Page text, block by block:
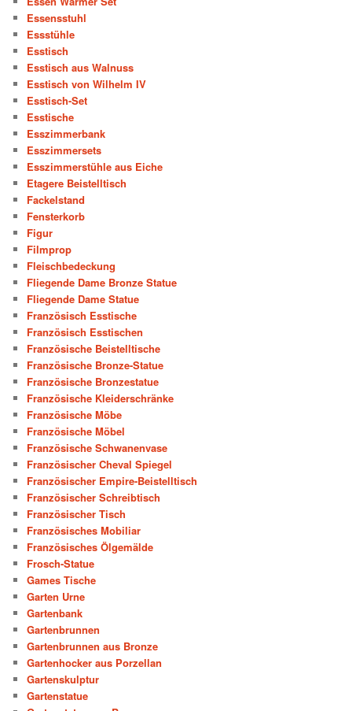
Essensstuhl
Essstühle
Esstisch
Esstisch aus Walnuss
Esstisch von Wilhelm IV
Esstisch-Set
Esstische
Esszimmerbank
Esszimmersets
Esszimmerstühle aus Eiche
Etagere Beistelltisch
Fackelstand
Fensterkorb
Figur
Filmprop
Fleischbedeckung
Fliegende Dame Bronze Statue
Fliegende Dame Statue
Französisch Esstische
Französisch Esstischen
Französische Beistelltische
Französische Bronze-Statue
Französische Bronzestatue
Französische Kleiderschränke
Französische Möbe
Französische Möbel
Französische Schwanenvase
Französischer Cheval Spiegel
Französischer Empire-Beistelltisch
Französischer Schreibtisch
Französischer Tisch
Französisches Mobiliar
Französisches Ölgemälde
Frosch-Statue
Games Tische
Garten Urne
Gartenbank
Gartenbrunnen
Gartenbrunnen aus Bronze
Gartenhocker aus Porzellan
Gartenskulptur
Gartenstatue